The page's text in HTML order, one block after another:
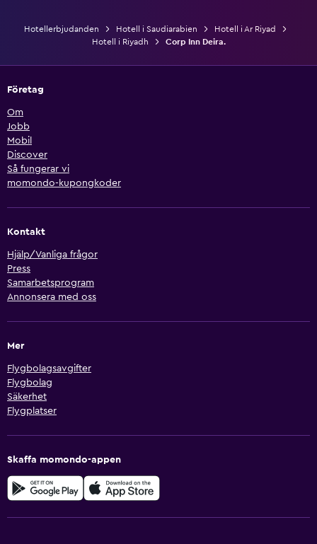
Hotellerbjudanden Hotell i Saudiarabien
Hotell i Ar Riyad
Hotell i Riyadh
Corp Inn Deira.
Företag
Om
Jobb
Mobil
Discover
Så fungerar vi
momondo-kupongkoder
Kontakt
Hjälp/Vanliga frågor
Press
Samarbetsprogram
Annonsera med oss
Mer
Flygbolagsavgifter
Flygbolag
Säkerhet
Flygplatser
Skaffa momondo-appen